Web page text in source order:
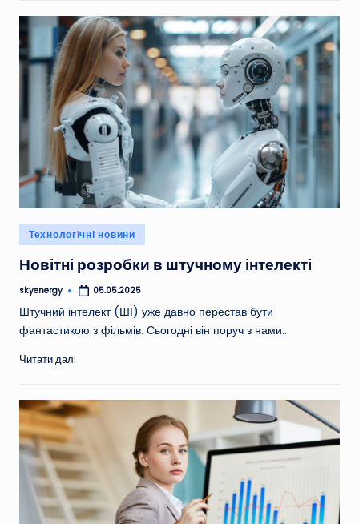
Опубліковано
у
Технологічні новини
Новітні розробки в штучному інтелекті
Опубліковано
skyenergy 05.05.2025
Штучний інтелект (ШІ) уже давно перестав бути
фантастикою з фільмів. Сьогодні він поруч з нами…
Читати далі